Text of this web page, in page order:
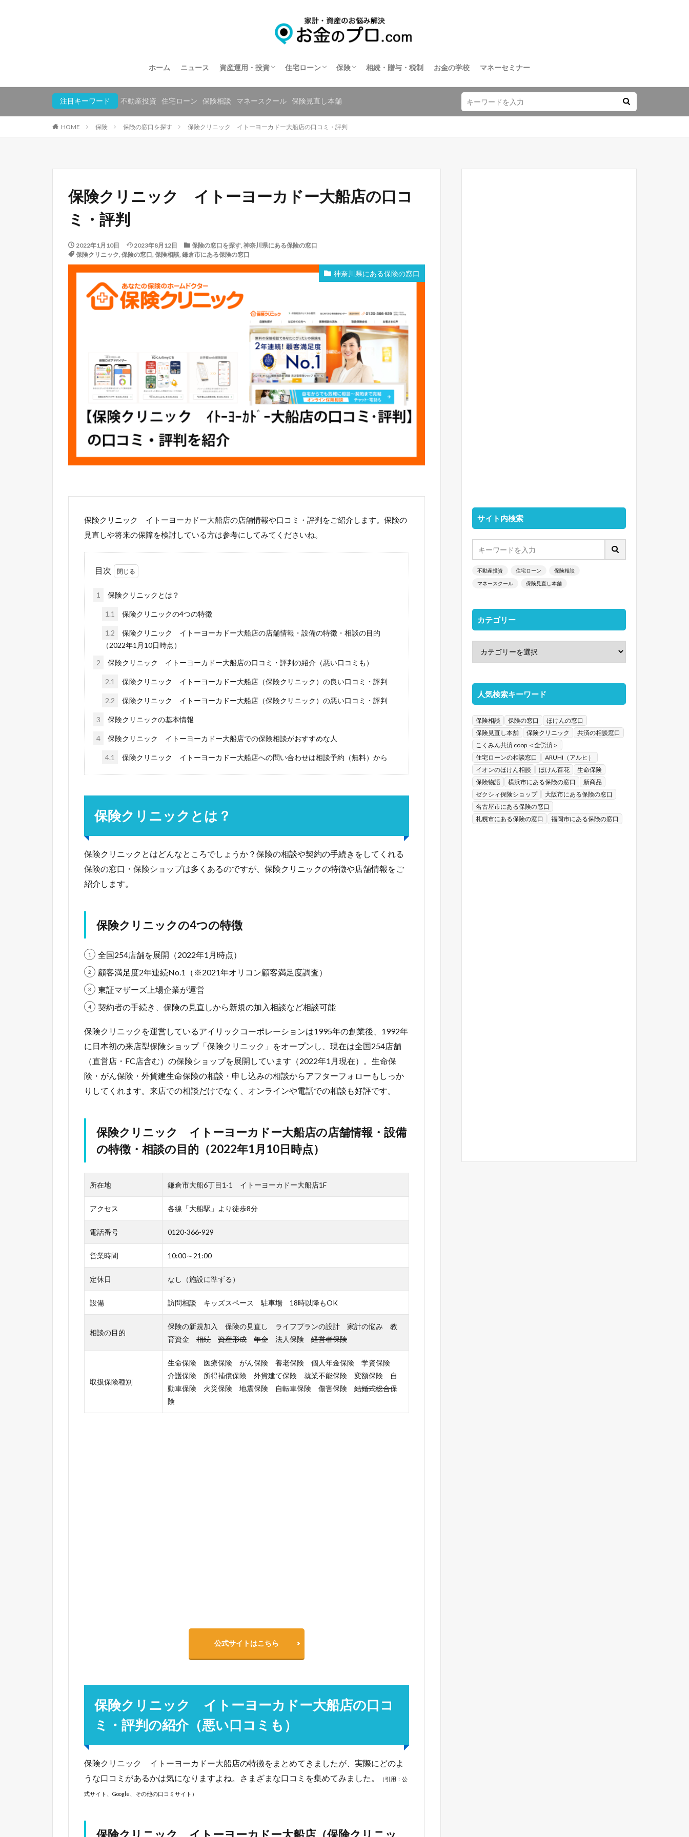
ホーム ニュース 資産運用・投資
不動産投資
住宅ローン
住宅ローン相談
住宅ローンの相談窓口を探す
保険
保険相談
保険の窓口を探す
共済の相談窓口を探す
相続・贈与・税制 お金の学校 マネーセミナー
注目キーワード 不動産投資 住宅ローン 保険相談 マネースクール 保険見直し本舗
HOME 保険 保険の窓口を探す 保険クリニック イトーヨーカドー大船店の口コミ・評判
保険クリニック イトーヨーカドー大船店の口コ
ミ・評判
2022年1月10日 2023年8月12日 保険の窓口を探す, 神奈川県にある保険の窓口
保険クリニック, 保険の窓口, 保険相談, 鎌倉市にある保険の窓口
神奈川県にある保険の窓口
保険クリニック イトーヨーカドー大船店の店舗情報や口コミ・評判をご紹介します。保険の
見直しや将来の保障を検討している方は参考にしてみてくださいね。
目次
1 保険クリニックとは？
1.1 保険クリニックの4つの特徴
1.2
保険クリニック イトーヨーカドー大船店の店舗情報・設備の特徴・相談の目的
（2022年1月10日時点）
2
保険クリニック イトーヨーカドー大船店の口コミ・評判の紹介（悪い口コミも）
2.1 保険クリニック イトーヨーカドー大船店（保険クリニック）の良い口コミ・評判
2.2 保険クリニック イトーヨーカドー大船店（保険クリニック）の悪い口コミ・評判
3 保険クリニックの基本情報
4 保険クリニック イトーヨーカドー大船店での保険相談がおすすめな人
4.1 保険クリニック イトーヨーカドー大船店への問い合わせは相談予約（無料）から
保険クリニックとは？
保険クリニックとはどんなところでしょうか？保険の相談や契約の手続きをしてくれる
保険の窓口・保険ショップは多くあるのですが、保険クリニックの特徴や店舗情報をご
紹介します。
保険クリニックの4つの特徴
全国254店舗を展開（2022年1月時点）
顧客満足度2年連続No.1（※2021年オリコン顧客満足度調査）
東証マザーズ上場企業が運営
契約者の手続き、保険の見直しから新規の加入相談など相談可能
保険クリニックを運営しているアイリックコーポレーションは1995年の創業後、1992年
に日本初の来店型保険ショップ「保険クリニック」をオープンし、現在は全国254店舗
（直営店・FC店含む）の保険ショップを展開しています（2022年1月現在）。生命保
険・がん保険・外貨建生命保険の相談・申し込みの相談からアフターフォローもしっか
りしてくれます。来店での相談だけでなく、オンラインや電話での相談も好評です。
保険クリニック イトーヨーカドー大船店の店舗情報・設備
の特徴・相談の目的（2022年1月10日時点）
所在地 鎌倉市大船6丁目1-1 イトーヨーカドー大船店1F
アクセス 各線「大船駅」より徒歩8分
電話番号 0120-366-929
営業時間 10:00～21:00
定休日 なし（施設に準ずる）
設備 訪問相談 キッズスペース 駐車場 18時以降もOK
相談の目的
保険の新規加入 保険の見直し ライフプランの設計 家計の悩み 教
育資金 相続 資産形成 年金 法人保険 経営者保険
取扱保険種別
生命保険 医療保険 がん保険 養老保険 個人年金保険 学資保険
介護保険 所得補償保険 外貨建て保険 就業不能保険 変額保険 自
動車保険 火災保険 地震保険 自転車保険 傷害保険 結婚式総合保
険
公式サイトはこちら
保険クリニック イトーヨーカドー大船店の口コ
ミ・評判の紹介（悪い口コミも）
保険クリニック イトーヨーカドー大船店の特徴をまとめてきましたが、実際にどのよ
うな口コミがあるかは気になりますよね。さまざまな口コミを集めてみました。
（引用：公
式サイト、Google、その他の口コミサイト）
保険クリニック イトーヨーカドー大船店（保険クリニッ
サイト内検索
不動産投資 住宅ローン 保険相談
マネースクール 保険見直し本舗
カテゴリー
人気検索キーワード
保険相談 保険の窓口
ほけんの窓口
保険見直し本舗
保険クリニック
共済の相談窓口
こくみん共済 coop ＜全労済＞
住宅ローンの相談窓口
ARUHI（アルヒ）
イオンのほけん相談
ほけん百花
生命保険
保険物語
横浜市にある保険の窓口
新商品
ゼクシィ保険ショップ
大阪市にある保険の窓口
名古屋市にある保険の窓口
札幌市にある保険の窓口
福岡市にある保険の窓口